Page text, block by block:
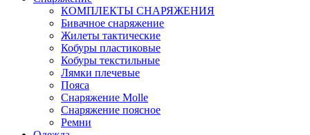
КОМПЛЕКТЫ СНАРЯЖЕНИЯ
Бивачное снаряжение
Жилеты тактические
Кобуры пластиковые
Кобуры текстильные
Лямки плечевые
Пояса
Снаряжение Molle
Снаряжение поясное
Ремни